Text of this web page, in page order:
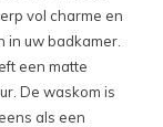
vol charme en
in uw badkamer.
een matte
De waskom is
als een